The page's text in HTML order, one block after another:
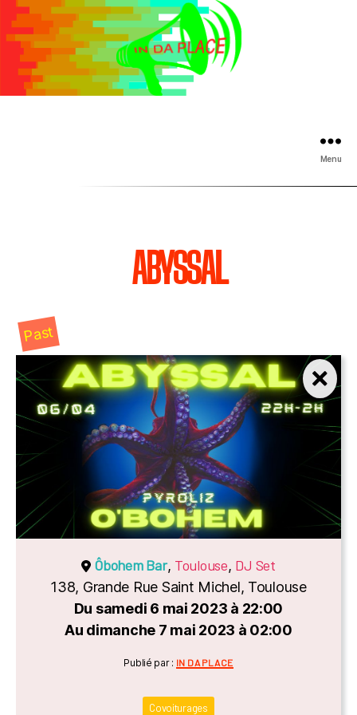
Menu
ABYSSAL
Past
Ôbohem Bar, Toulouse, DJ Set
138, Grande Rue Saint Michel, Toulouse
Du samedi 6 mai 2023 à 22:00
Au dimanche 7 mai 2023 à 02:00
Catégories
Publié par : IN DA PLACE
Covoiturages